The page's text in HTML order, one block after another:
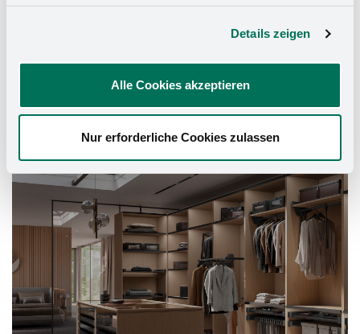
Details zeigen
Alle Cookies akzeptieren
Nur erforderliche Cookies zulassen
Schrank-Ausstattung